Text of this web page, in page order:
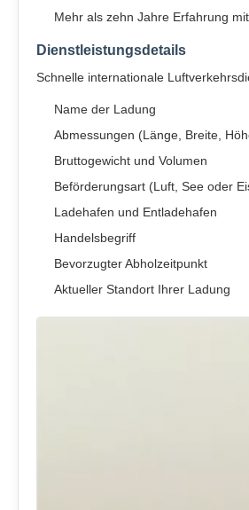
Mehr als zehn Jahre Erfahrung
Dienstleistungsdetails
Schnelle internationale
Name der Ladung
Abmessungen (Länge, Breite,
Bruttogewicht und Volumen
Beförderungsart (Luft, See oder
Ladehafen und Entladehafen
Handelsbegriff
Bevorzugter Abholzeitpunkt
Aktueller Standort Ihrer Ladung